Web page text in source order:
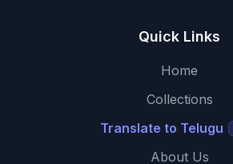
Quick Links
Home
Collections
Translate to Telugu
About Us